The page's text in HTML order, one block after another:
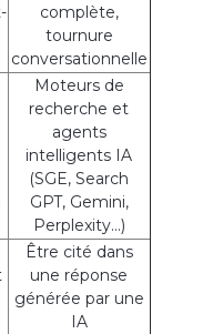
complète,
tournure
conversationnelle
Moteurs de
recherche et
agents
intelligents IA
(SGE, Search
GPT, Gemini,
Perplexity…)
Être cité dans
une réponse
générée par une
IA